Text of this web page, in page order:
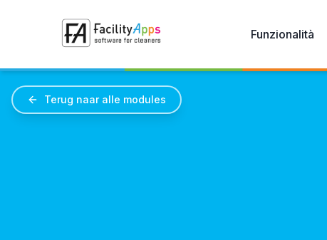
Funzionalità
Terug naar alle modules